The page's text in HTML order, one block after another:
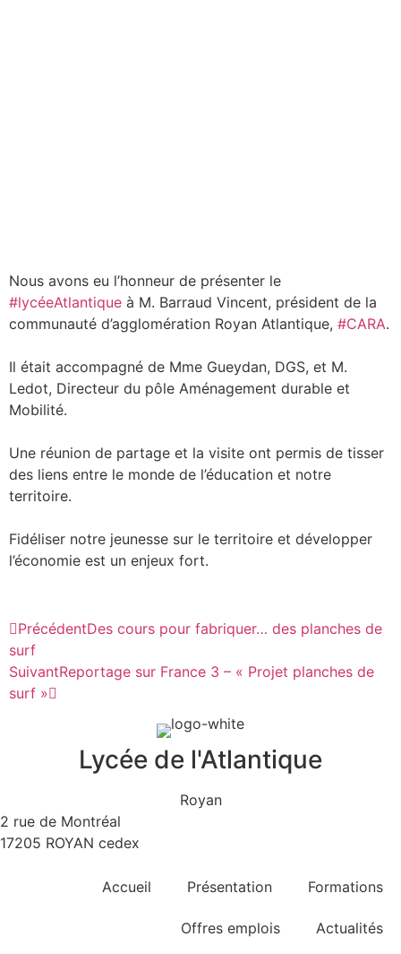
Nous avons eu l’honneur de présenter le
#lycéeAtlantique à M. Barraud Vincent, président de la
communauté d’agglomération Royan Atlantique, #CARA.
Il était accompagné de Mme Gueydan, DGS, et M.
Ledot, Directeur du pôle Aménagement durable et
Mobilité.
Une réunion de partage et la visite ont permis de tisser
des liens entre le monde de l’éducation et notre
territoire.
Fidéliser notre jeunesse sur le territoire et développer
l’économie est un enjeux fort.
PrécédentDes cours pour fabriquer… des planches de
surf
SuivantReportage sur France 3 – « Projet planches de
surf »
Lycée de l'Atlantique
Royan
2 rue de Montréal
17205 ROYAN cedex
Accueil Présentation Formations
Offres emplois Actualités